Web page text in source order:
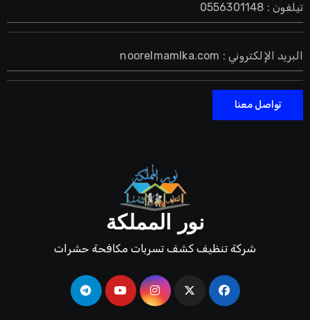
تيلفون : 0556301148
البريد الإلكتروني : noorelmamlka.com
تواصل معنا
نور المملكة
شركة تنظيف كشف تسربات مكافحة حشرات